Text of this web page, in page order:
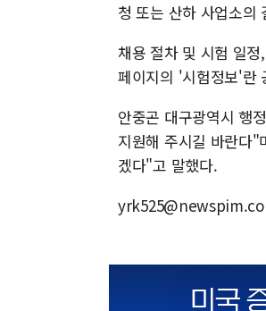
청 또는 산하 사업소의
채용 절차 및 시험 일
페이지의 '시험정보'란
안중곤 대구광역시 행
지원해 주시길 바란다
겠다"고 말했다.